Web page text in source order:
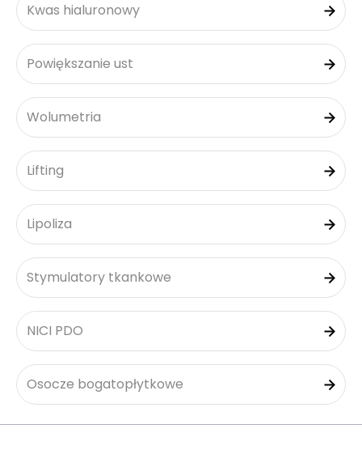
Kwas hialuronowy
Powiększanie ust
Wolumetria
Lifting
Lipoliza
Stymulatory tkankowe
NICI PDO
Osocze bogatopłytkowe